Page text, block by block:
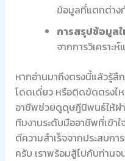
ข้อมูลที่แตกต่าง
การสรุปข้อมูล
จากการวิเคราะห์
หากอ่านมาถึงตรงนี้แล้วรู้
โดดเดี่ยว หรือติดขัดตรงไ
อาชีพช่วยดูดุษฎีนิพนธ์ให้ผ่
ทีมงานระดับมืออาชีพที่เข้า
ตีความสำเร็จจากประสบก
ครับ เราพร้อมสู้ไปกับท่าน